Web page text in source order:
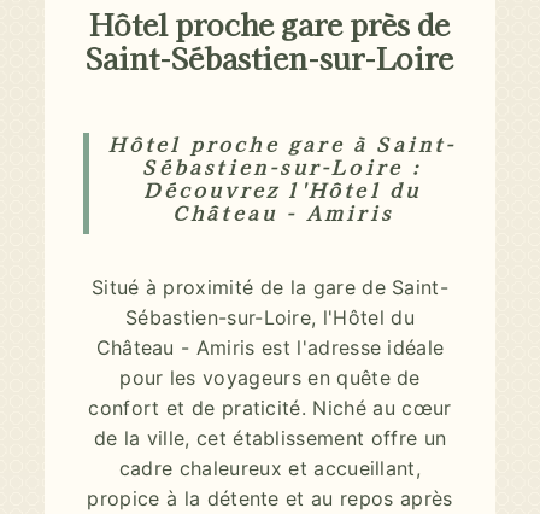
Hôtel proche gare près de
Saint-Sébastien-sur-Loire
Hôtel proche gare à Saint-
Sébastien-sur-Loire :
Découvrez l'Hôtel du
Château - Amiris
Situé à proximité de la gare de Saint-
Sébastien-sur-Loire, l'Hôtel du
Château - Amiris est l'adresse idéale
pour les voyageurs en quête de
confort et de praticité. Niché au cœur
de la ville, cet établissement offre un
cadre chaleureux et accueillant,
propice à la détente et au repos après